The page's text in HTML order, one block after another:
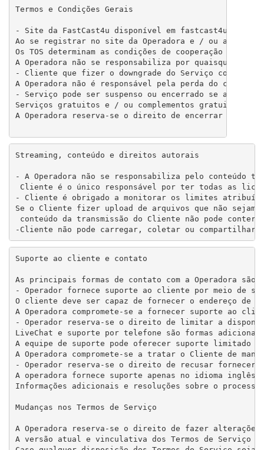
Termos e Condições Gerais
- Site da FastCast4u disponível em fastcast4u.com
Ao se registrar no site da Operadora e / ou ao
Os TOS determinam as condições de cooperação
A Operadora não se responsabiliza por quaisquer
- Cliente que fizer o downgrade do Serviço concorda
A Operadora não é responsável pela perda do
- Serviço pode ser suspenso ou encerrado se a
Serviços gratuitos e / ou complementos gratuitos,
A Operadora reserva-se o direito de encerrar os
Streaming, conteúdo e direitos autorais
- A Operadora não se responsabiliza pelo
Cliente é o único responsável por ter todas as
- Cliente é obrigado a monitorar os limites
Se o Cliente fizer upload de arquivos que não sejam
conteúdo da transmissão do Cliente não pode
-Cliente não pode carregar, coletar ou compartilhar
Suporte ao cliente e contato
As principais formas de contato com a Operadora
- Operador fornece suporte ao cliente por meio de
O cliente deve ser capaz de fornecer o endereço
A Operadora compromete-se a fornecer suporte ao
- Operador reserva-se o direito de limitar a
LiveChat e suporte por telefone são formas
A equipe de suporte pode oferecer suporte limitado
A Operadora compromete-se a tratar o Cliente de
- Operador reserva-se o direito de recusar fornecer
A operadora fornece suporte apenas no idioma
Informações adicionais e resoluções sobre o
Mudanças nos Termos de Serviço
A Operadora reserva-se o direito de fazer alterações
A versão atual e vinculativa dos Termos de Serviço